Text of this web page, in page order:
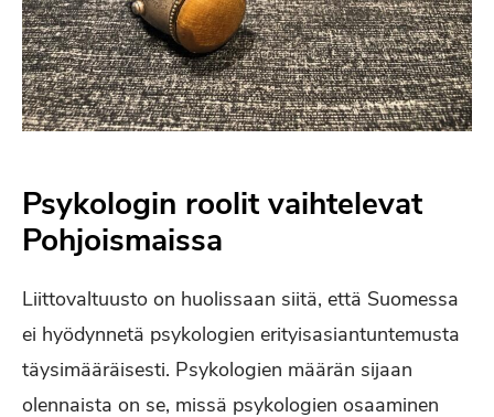
Psykologin roolit vaihtelevat
Pohjoismaissa
Liittovaltuusto on huolissaan siitä, että Suomessa
ei hyödynnetä psykologien erityisasiantuntemusta
täysimääräisesti. Psykologien määrän sijaan
olennaista on se, missä psykologien osaaminen